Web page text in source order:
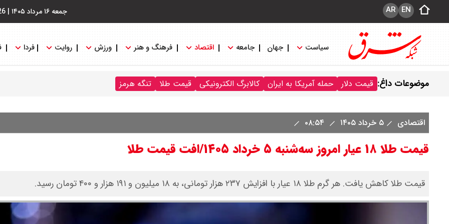
جمعه ۱۶ مرداد ۱۴۰۵ | EN
AR
سیاست جهان جامعه اقتصاد فرهنگ و هنر ورزش روایت فردا
موضوعات داغ: قیمت دلار حمله آمریکا به ایران کالابرگ الکترونیکی قیمت طلا تنگه هرمز
اقتصادی ۵ خرداد ۱۴۰۵
قیمت طلا ۱۸ عیار امروز سه‌شنبه ۵ خرداد ۱۴۰۵/افت قیمت طلا
قیمت طلا کاهش یافت. هر گرم طلا ۱۸ عیار با افزایش ۲۳۷ هزار تومانی، به ۱۸ میلیون و ۱۹۱ هزار و ۴۰۰ تومان رسید.